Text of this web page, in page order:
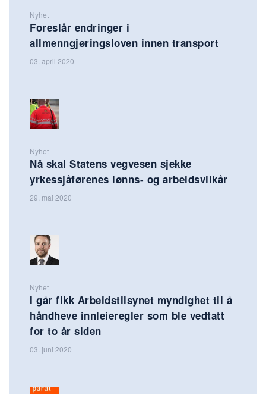
Nyhet
Foreslår endringer i
allmenngjøringsloven innen transport
03. april 2020
Nyhet
Nå skal Statens vegvesen sjekke
yrkessjåførenes lønns- og arbeidsvilkår
29. mai 2020
Nyhet
I går fikk Arbeidstilsynet myndighet til å
håndheve innleieregler som ble vedtatt
for to år siden
03. juni 2020